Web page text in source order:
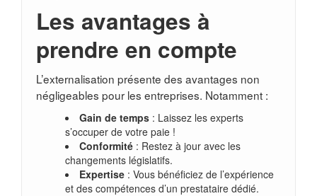
Les avantages à
prendre en compte
L’externalisation présente des avantages non
négligeables pour les entreprises. Notamment :
Gain de temps: Laissez les experts
s’occuper de votre paie !
Conformité: Restez à jour avec les
changements législatifs.
Expertise: Vous bénéficiez de l’expérience
et des compétences d’un prestataire dédié.